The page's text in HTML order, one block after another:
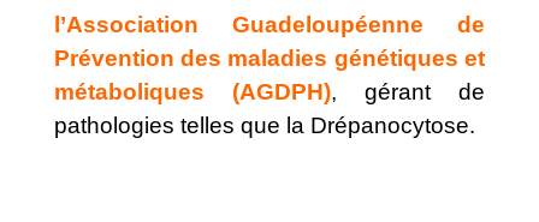
l’Association Guadeloupéenne de
Prévention des maladies génétiques et
métaboliques (AGDPH), gérant de
pathologies telles que la Drépanocytose.